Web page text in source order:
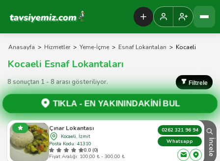
Tavsiyemiz Anasayfa
Anasayfa > Hizmetler > Yeme-İçme > Esnaf Lokantaları > Kocaeli
Kocaeli Esnaf Lokantaları
8 sonuçtan 1 - 8 arası gösteriliyor. Filtrele
TIKLA -EN YAKININDAKİNİ BUL
Çınar Lokantası
Kocaeli, İzmit
Posta Kodu: 41310
0.0 (0)
Fiyat Aralığı: 100,00 ₺ - 300,00 ₺
0262 321 96 94
Whatsapp
İncele